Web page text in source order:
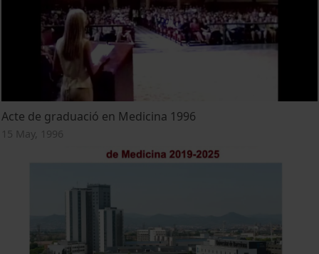
Acte de graduació en Medicina 1996
15 May, 1996